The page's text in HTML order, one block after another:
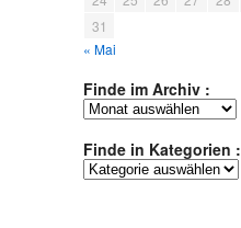
31
« Mai
Finde im Archiv :
Finde
Archiv
Finde in Kategorien :
Finde